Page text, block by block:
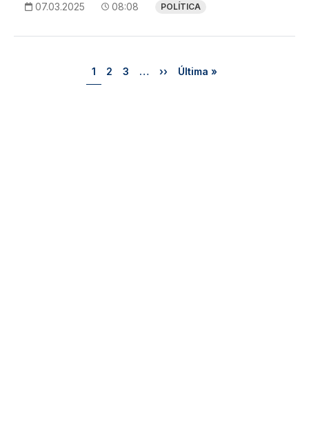
07.03.2025 08:08 POLÍTICA
Página
1 Página
2 Página
3 … Próxima página
›› Última página
Última »